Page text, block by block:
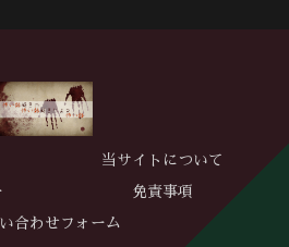
当サイトについて
免責事項
合わせフォーム